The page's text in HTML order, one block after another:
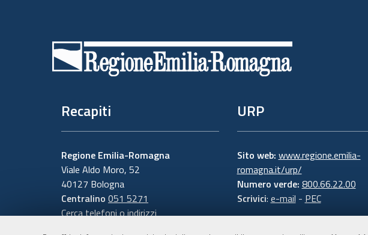
Recapiti
Regione Emilia-Romagna
Viale Aldo Moro, 52
40127 Bologna
Centralino 051 5271
Cerca telefoni o indirizzi
URP
Sito web: www.regione.emilia-
romagna.it/urp/
Numero verde: 800.66.22.00
Scrivici: e-mail - PEC